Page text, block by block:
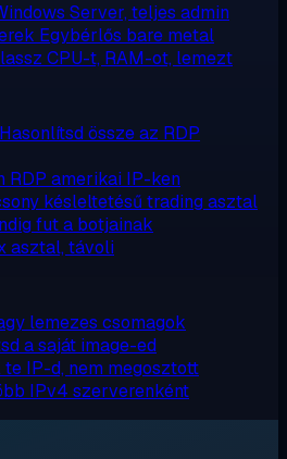
Server, teljes admin
Egybérlős bare metal
CPU-t, RAM-ot, lemezt
Hasonlítsd össze az RDP
RDP amerikai IP-ken
késleltetésű trading asztal
fut a botjainak
asztal, távoli
lemezes csomagok
a saját image-ed
te IP-d, nem megosztott
IPv4 szerverenként